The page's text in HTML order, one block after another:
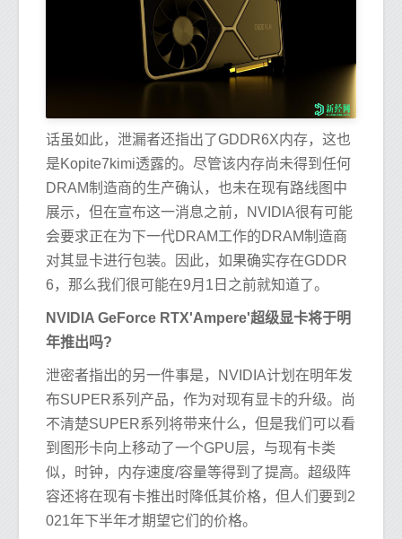
话虽如此，泄漏者还指出了GDDR6X内存，这也
是Kopite7kimi透露的。尽管该内存尚未得到任何
DRAM制造商的生产确认，也未在现有路线图中
展示，但在宣布这一消息之前，NVIDIA很有可能
会要求正在为下一代DRAM工作的DRAM制造商
对其显卡进行包装。因此，如果确实存在GDDR
6，那么我们很可能在9月1日之前就知道了。
NVIDIA GeForce RTX'Ampere'超级显卡将于明
年推出吗?
泄密者指出的另一件事是，NVIDIA计划在明年发
布SUPER系列产品，作为对现有显卡的升级。尚
不清楚SUPER系列将带来什么，但是我们可以看
到图形卡向上移动了一个GPU层，与现有卡类
似，时钟，内存速度/容量等得到了提高。超级阵
容还将在现有卡推出时降低其价格，但人们要到2
021年下半年才期望它们的价格。